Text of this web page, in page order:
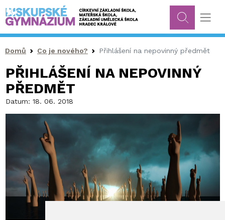
Drobečková navigace
Domů Co je nového? Přihlášení na nepovinný předmět
PŘIHLÁŠENÍ NA NEPOVINNÝ
PŘEDMĚT
Datum: 18. 06. 2018